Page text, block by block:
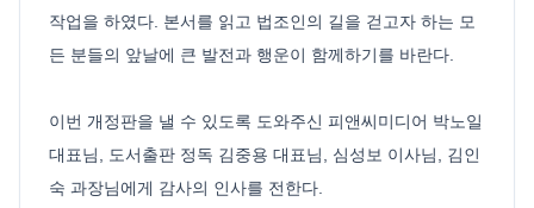
작업을 하였다. 본서를 읽고 법조인의 길을 걷고자 하는 모
든 분들의 앞날에 큰 발전과 행운이 함께하기를 바란다.
이번 개정판을 낼 수 있도록 도와주신 피앤씨미디어 박노일
대표님, 도서출판 정독 김중용 대표님, 심성보 이사님, 김인
숙 과장님에게 감사의 인사를 전한다.